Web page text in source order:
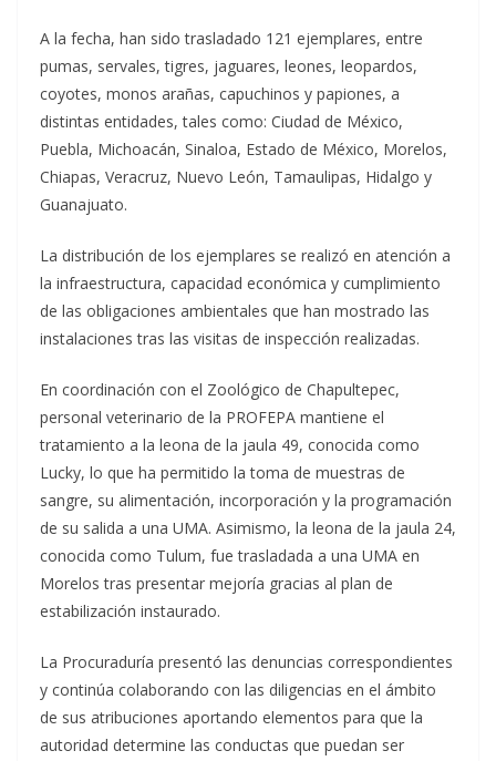
A la fecha, han sido trasladado 121 ejemplares, entre
pumas, servales, tigres, jaguares, leones, leopardos,
coyotes, monos arañas, capuchinos y papiones, a
distintas entidades, tales como: Ciudad de México,
Puebla, Michoacán, Sinaloa, Estado de México, Morelos,
Chiapas, Veracruz, Nuevo León, Tamaulipas, Hidalgo y
Guanajuato.
La distribución de los ejemplares se realizó en atención a
la infraestructura, capacidad económica y cumplimiento
de las obligaciones ambientales que han mostrado las
instalaciones tras las visitas de inspección realizadas.
En coordinación con el Zoológico de Chapultepec,
personal veterinario de la PROFEPA mantiene el
tratamiento a la leona de la jaula 49, conocida como
Lucky, lo que ha permitido la toma de muestras de
sangre, su alimentación, incorporación y la programación
de su salida a una UMA. Asimismo, la leona de la jaula 24,
conocida como Tulum, fue trasladada a una UMA en
Morelos tras presentar mejoría gracias al plan de
estabilización instaurado.
La Procuraduría presentó las denuncias correspondientes
y continúa colaborando con las diligencias en el ámbito
de sus atribuciones aportando elementos para que la
autoridad determine las conductas que puedan ser